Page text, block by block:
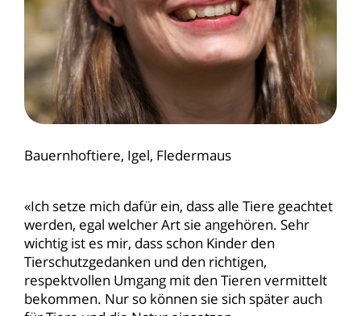
«Ich setze mich dafür ein, dass alle Tiere geachtet
werden, egal welcher Art sie angehören. Sehr
wichtig ist es mir, dass schon Kinder den
Tierschutzgedanken und den richtigen,
respektvollen Umgang mit den Tieren vermittelt
bekommen. Nur so können sie sich später auch
Bauernhoftiere, Igel, Fledermaus